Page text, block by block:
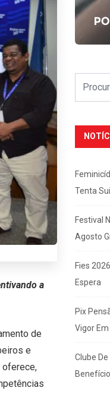
a
de
e
oferece,
Tenta
Festival
Agosto
Fies
Espera
Pix
Vigor
Clube